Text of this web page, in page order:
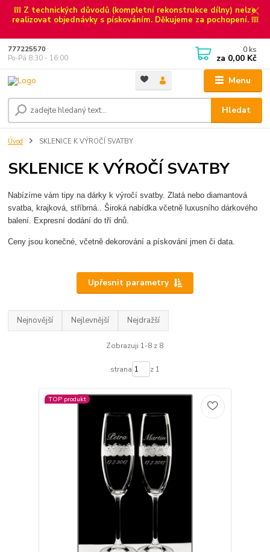
❕❕❕ Z technických důvodů (kompletní rekonstrukce dílny) nelze
realizovat objednávky s pískováním. Děkujeme za pochopení. ❕❕❕
Menu
Hledat
777225570
Po-Pá 8:30 - 16:00
0 ks
za 0,00 Kč
Úvod SKLENICE K VÝROČÍ SVATBY
SKLENICE K VÝROČÍ SVATBY
Nabízíme vám tipy na dárky k výročí svatby. Zlatá nebo diamantová
svatba, krajková, stříbrná.. Široká nabídka včetně luxusního dárkového
balení. Expresní dodání do tří dnů.
Ceny jsou konečné, včetně dekorování a pískování jmen či data.
Upřesnit parametry
Nejnovější Nejlevnější Nejdražší
Zobrazuji 1-8 z 8
strana z 1
TOP produkt